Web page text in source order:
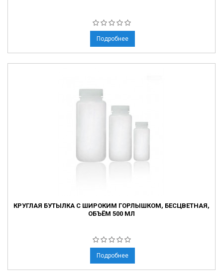
Подробнее
КРУГЛАЯ БУТЫЛКА С ШИРОКИМ ГОРЛЫШКОМ, БЕСЦВЕТНАЯ,
ОБЪЁМ 500 МЛ
Подробнее